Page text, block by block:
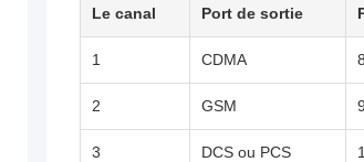
Le canal Port de sortie
1 CDMA
2 GSM
3 DCS ou PCS